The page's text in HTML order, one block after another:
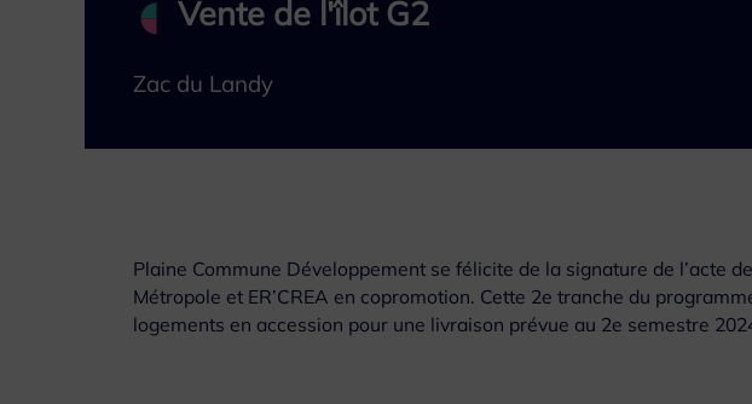
Vente de l'îlot G2
Zac du Landy
Plaine Commune Développement se félicite de la signature de l’acte
Métropole et ER’CREA en copromotion. Cette 2e tranche du
logements en accession pour une livraison prévue au 2e semestre